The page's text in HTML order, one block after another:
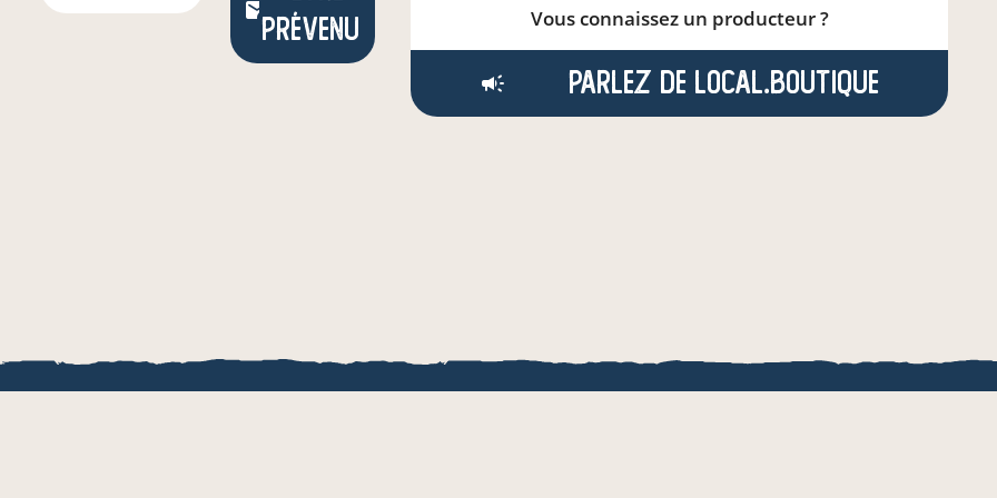
prévenu
Vous connaissez un producteur ?
Parlez de local.boutique